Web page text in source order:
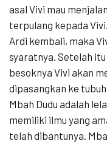
asal Vivi mau
terpulang kepada
Ardi kembali, maka
syaratnya. Setelah
besoknya Vivi akan
dipasangkan ke
Mbah Dudu adalah
memiliki ilmu yang
telah dibantunya.